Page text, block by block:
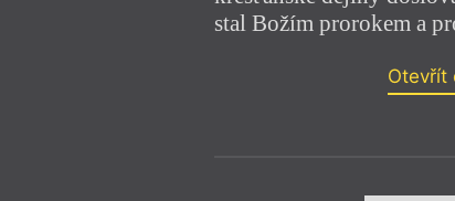
stal Božím prorokem a
Otevřít